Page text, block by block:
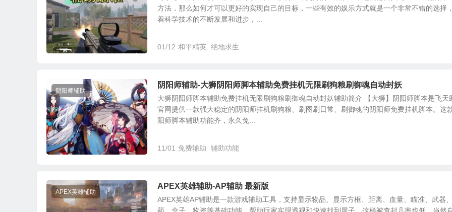
方法，那么如何才可以更好的实现自己的目标，一些有效的娱乐方式就是一个非常不错的选择
着科学技术的不断发展和进步，...
01/12 和平精英 绝地求生
阴阳师辅助
阴阳师辅助-大狮阴阳师脚本辅助免费挂机无限刷狗粮刷御魂自动封妖
大狮阴阳师脚本辅助免费挂机无限刷狗粮刷御魂自动封妖辅助简介 【大狮】阴阳师脚本是飞天
官网提供一款强大稳定的阴阳师挂机刷狗粮、刷图刷日常、刷御魂的阴阳师免费挂机脚本。这
阳师脚本辅助功能齐，永久免...
11/01 免费辅助 辅助功能
APEX英雄辅助
APEX英雄辅助-AP辅助 最新版
APEX英雄AP辅助是一款游戏辅助工具，支持显示物品、显示方框、距离、血量、瞄准、武器